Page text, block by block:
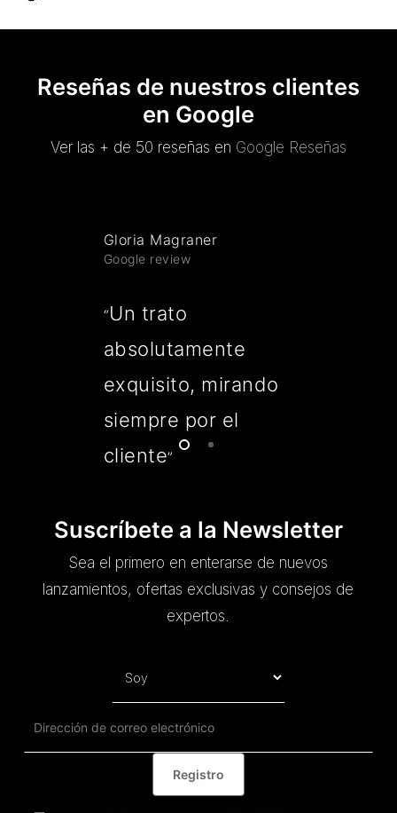
Reseñas de nuestros clientes
en Google
Ver las + de 50 reseñas en Google Reseñas
Gloria Magraner
Google review
“Un trato
absolutamente
exquisito, mirando
siempre por el
cliente”
Suscríbete a la Newsletter
Sea el primero en enterarse de nuevos
lanzamientos, ofertas exclusivas y consejos de
expertos.